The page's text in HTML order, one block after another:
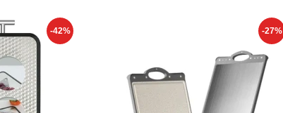
-42% -27%